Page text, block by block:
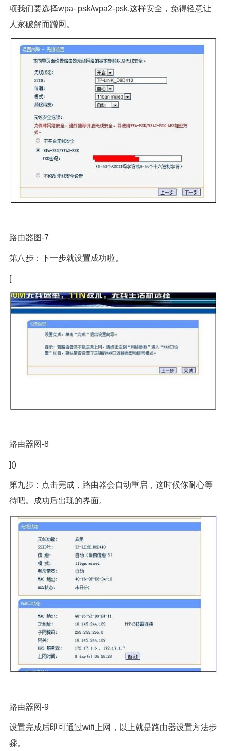
项我们要选择wpa- psk/wpa2-psk,这样安全，免得轻意让
人家破解而蹭网。
路由器图-7
第八步：下一步就设置成功啦。
[
路由器图-8
]()
第九步：点击完成，路由器会自动重启，这时候你耐心等
待吧。成功后出现的界面。
路由器图-9
设置完成后即可通过wifi上网，以上就是路由器设置方法步
骤。